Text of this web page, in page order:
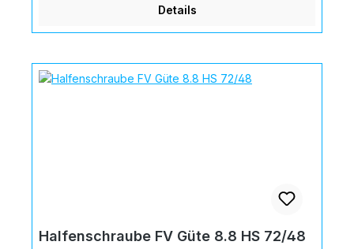
Details
Halfenschraube FV Güte 8.8 HS 72/48